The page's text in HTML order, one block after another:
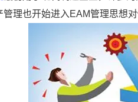
理也开始进入EAM管理思想